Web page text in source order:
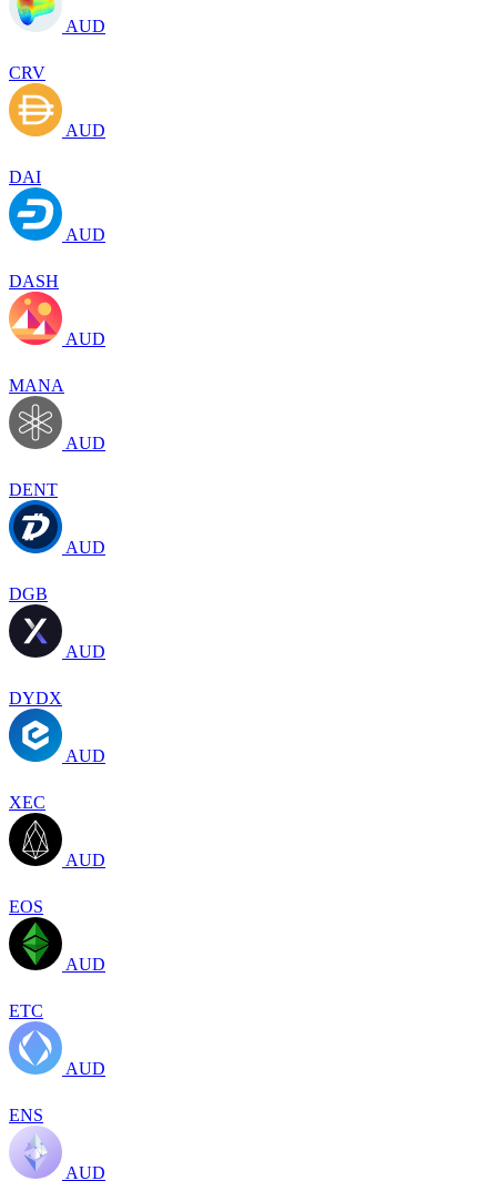
AUD
CRV
AUD
DAI
AUD
DASH
AUD
MANA
AUD
DENT
AUD
DGB
AUD
DYDX
AUD
XEC
AUD
EOS
AUD
ETC
AUD
ENS
AUD